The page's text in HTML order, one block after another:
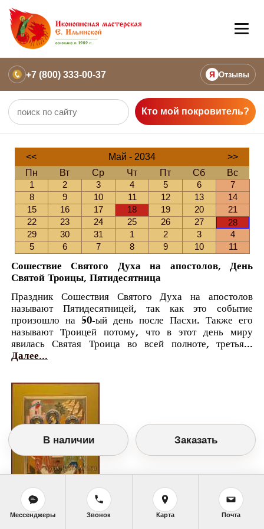
+7 (800) 333-00-37 Я Отзывы
Кто мой покровитель?
<< Май - 2034
>>
Пн
Вт Ср Чт Пт Сб
Вс
1
2 3 4 5 6
7
8
9 10 11 12 13
14
15
16 17 18 19 20
21
22
23 24 25 26 27
28
29
30 31 1 2 3
4
5
6 7 8 9 10 11
Сошествие Святого Духа на апостолов, День
Святой Троицы, Пятидесятница
Праздник Сошествия Святого Духа на апостолов
называют Пятидесятницей, так как это событие
произошло на 50-ый день после Пасхи. Также его
называют Троицей потому, что в этот день миру
явилась Святая Троица во всей полноте, третья...
Далее...
Православный календарь
В наличии Заказать
Мессенджеры Звонок Карта Почта